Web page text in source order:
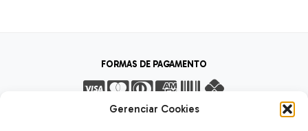
Gerenciar Cookies
FORMAS DE PAGAMENTO